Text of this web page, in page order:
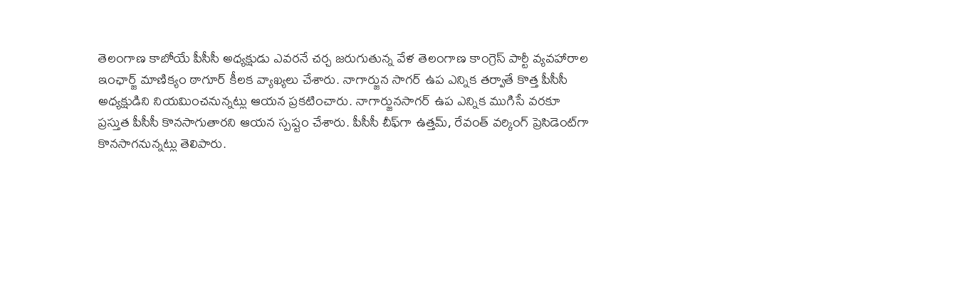
తెలంగాణ కాబోయే పీసీసీ అధ్యక్షుడు ఎవరనే చర్చ జరుగుతున్న వేళ తెలంగాణ కాంగ్రెస్ పార్టీ వ్యవహారాల
ఇంఛార్జ్ మాణిక్యం ఠాగూర్ కీలక వ్యాఖ్యలు చేశారు. నాగార్జున సాగర్ ఉప ఎన్నిక తర్వాతే కొత్త పీసీసీ
అధ్యక్షుడిని నియమించనున్నట్లు ఆయన ప్రకటించారు. నాగార్జునసాగర్ ఉప ఎన్నిక ముగిసే వరకూ
ప్రస్తుత పీసీసీ కొనసాగుతారని ఆయన స్పష్టం చేశారు. పీసీసీ చీఫ్‌గా ఉత్తమ్, రేవంత్‌ వర్కింగ్ ప్రెసిడెంట్‌గా
కొనసాగనున్నట్లు తెలిపారు.